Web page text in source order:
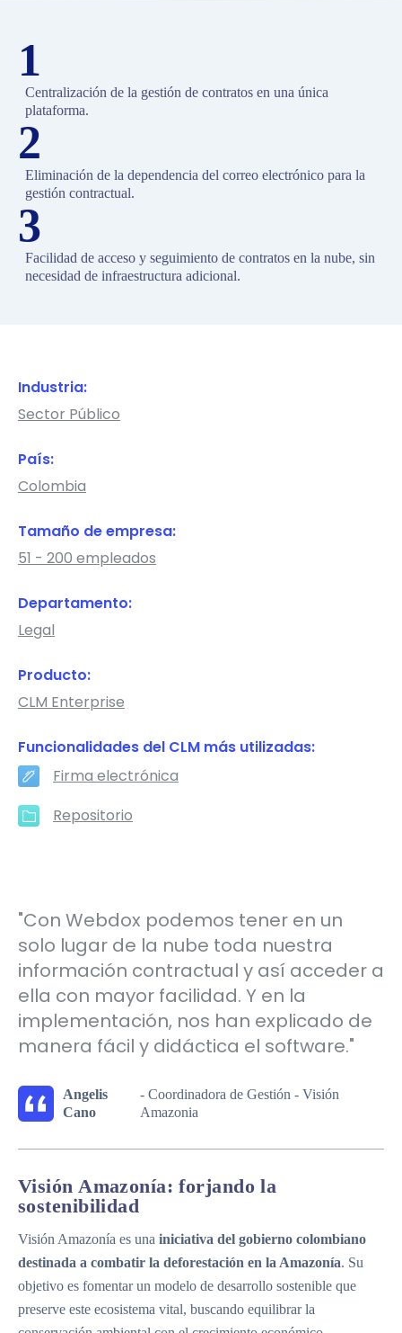
1
Centralización de la gestión de contratos en una única
plataforma.
2
Eliminación de la dependencia del correo electrónico para la
gestión contractual.
3
Facilidad de acceso y seguimiento de contratos en la nube, sin
necesidad de infraestructura adicional.
Industria:
Sector Público
País:
Colombia
Tamaño de empresa:
51 - 200 empleados
Departamento:
Legal
Producto:
CLM Enterprise
Funcionalidades del CLM más utilizadas:
Firma electrónica
Repositorio
"Con Webdox podemos tener en un
solo lugar de la nube toda nuestra
información contractual y así acceder a
ella con mayor facilidad. Y en la
implementación, nos han explicado de
manera fácil y didáctica el software."
Angelis
Cano
- Coordinadora de Gestión - Visión
Amazonia
Visión Amazonía:forjando la
sostenibilidad
Visión Amazonía es una iniciativa del gobierno colombiano
destinada a combatir la deforestación en la Amazonía. Su
objetivo es fomentar un modelo de desarrollo sostenible que
preserve este ecosistema vital, buscando equilibrar la